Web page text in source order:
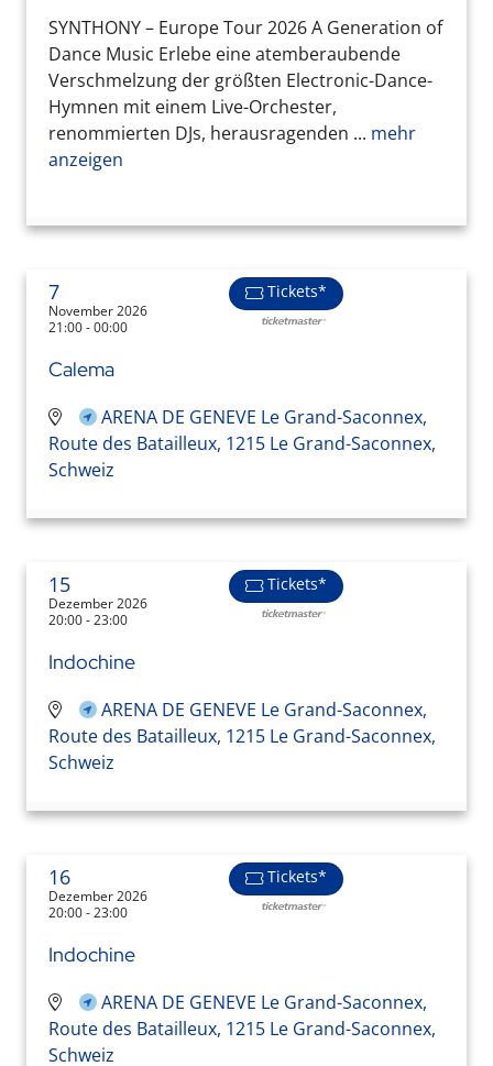
SYNTHONY – Europe Tour 2026 A Generation of
Dance Music Erlebe eine atemberaubende
Verschmelzung der größten Electronic-Dance-
Hymnen mit einem Live-Orchester,
renommierten DJs, herausragenden ... mehr
anzeigen
7
November 2026
21:00 - 00:00
Tickets*
Calema
ARENA DE GENEVE Le Grand-Saconnex,
Route des Batailleux, 1215 Le Grand-Saconnex,
Schweiz
15
Dezember 2026
20:00 - 23:00
Tickets*
Indochine
ARENA DE GENEVE Le Grand-Saconnex,
Route des Batailleux, 1215 Le Grand-Saconnex,
Schweiz
16
Dezember 2026
20:00 - 23:00
Tickets*
Indochine
ARENA DE GENEVE Le Grand-Saconnex,
Route des Batailleux, 1215 Le Grand-Saconnex,
Schweiz